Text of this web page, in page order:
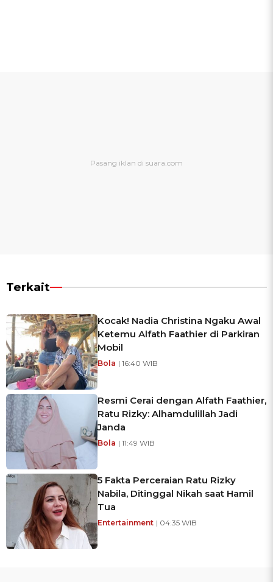
Terkait
Kocak! Nadia Christina Ngaku Awal
Ketemu Alfath Faathier di Parkiran
Mobil
Bola | 16:40 WIB
Resmi Cerai dengan Alfath Faathier,
Ratu Rizky: Alhamdulillah Jadi
Janda
Bola | 11:49 WIB
5 Fakta Perceraian Ratu Rizky
Nabila, Ditinggal Nikah saat Hamil
Tua
Entertainment | 04:35 WIB